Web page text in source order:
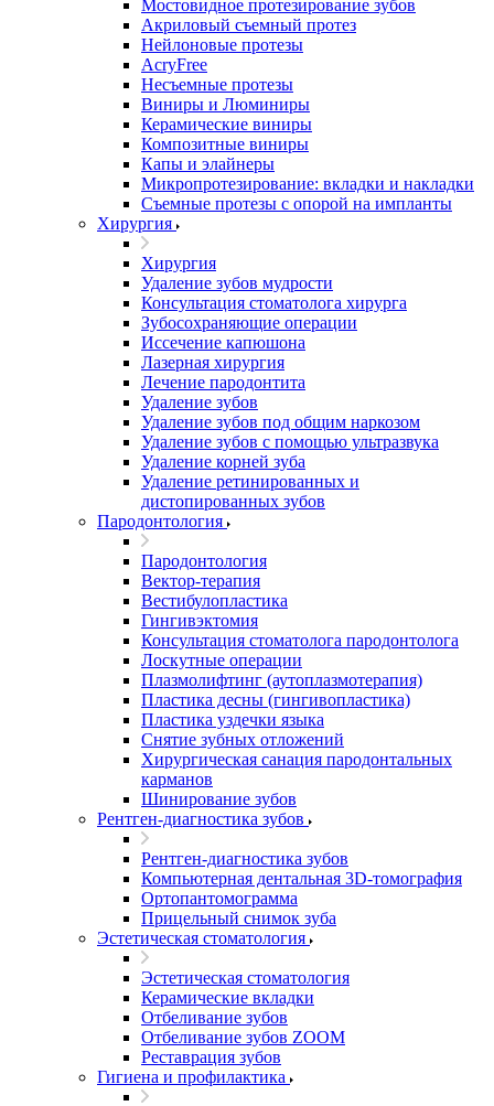
Мостовидное протезирование зубов
Акриловый съемный протез
Нейлоновые протезы
AcryFree
Несъемные протезы
Виниры и Люминиры
Керамические виниры
Композитные виниры
Капы и элайнеры
Микропротезирование: вкладки и накладки
Съемные протезы с опорой на импланты
Хирургия
Хирургия
Удаление зубов мудрости
Консультация стоматолога хирурга
Зубосохраняющие операции
Иссечение капюшона
Лазерная хирургия
Лечение пародонтита
Удаление зубов
Удаление зубов под общим наркозом
Удаление зубов с помощью ультразвука
Удаление корней зуба
Удаление ретинированных и
дистопированных зубов
Пародонтология
Пародонтология
Вектор-терапия
Вестибулопластика
Гингивэктомия
Консультация стоматолога пародонтолога
Лоскутные операции
Плазмолифтинг (аутоплазмотерапия)
Пластика десны (гингивопластика)
Пластика уздечки языка
Снятие зубных отложений
Хирургическая санация пародонтальных
карманов
Шинирование зубов
Рентген-диагностика зубов
Рентген-диагностика зубов
Компьютерная дентальная 3D-томография
Ортопантомограмма
Прицельный снимок зуба
Эстетическая стоматология
Эстетическая стоматология
Керамические вкладки
Отбеливание зубов
Отбеливание зубов ZOOM
Реставрация зубов
Гигиена и профилактика